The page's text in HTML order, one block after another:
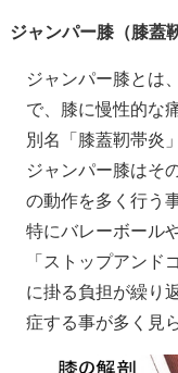
ジャンパー膝（膝蓋
ジャンパー膝とは
で、膝に慢性的な
別名「膝蓋靭帯炎
ジャンパー膝はそ
の動作を多く行う
特にバレーボール
「ストップアンド
に掛る負担が繰り
症する事が多く見